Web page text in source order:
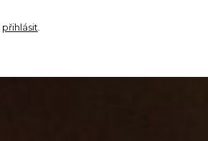
přihlásit.